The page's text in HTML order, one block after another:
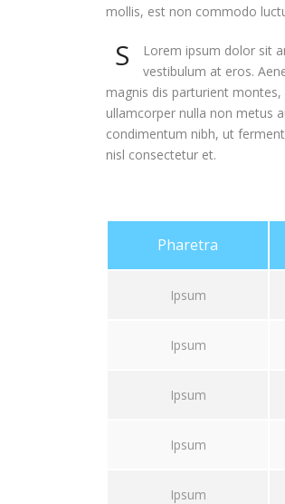
mollis, est non commodo
S
Lorem ipsum dolor sit
vestibulum at eros.
magnis dis parturient
ullamcorper nulla non metus
condimentum nibh, ut
nisl consectetur et.
Pharetra
Ipsum
Ipsum
Ipsum
Ipsum
Ipsum